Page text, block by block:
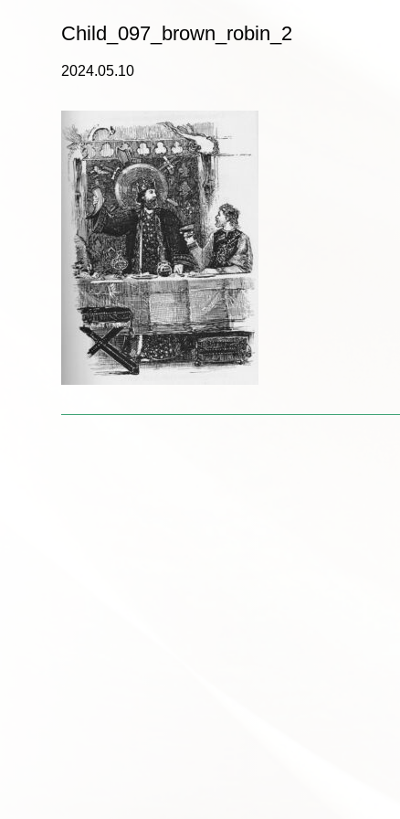
Child_097_brown_robin_2
2024.05.10